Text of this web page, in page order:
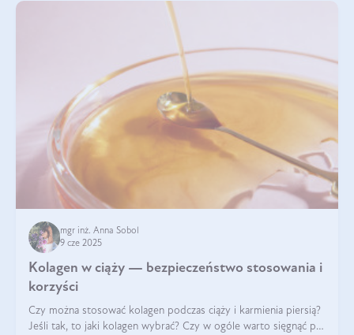
mgr inż. Anna Sobol
9 cze 2025
Kolagen w ciąży — bezpieczeństwo stosowania i
korzyści
Czy można stosować kolagen podczas ciąży i karmienia piersią?
Jeśli tak, to jaki kolagen wybrać? Czy w ogóle warto sięgnąć po